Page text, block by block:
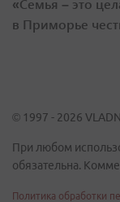
«Семья – это
в Приморье
© 1997 - 2026
При любом
обязательна.
Политика обработки